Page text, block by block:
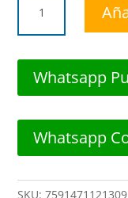
AZUL
0008-
CEBRA
cantidad
Whatsapp
Whatsapp
SKU:7591471121309